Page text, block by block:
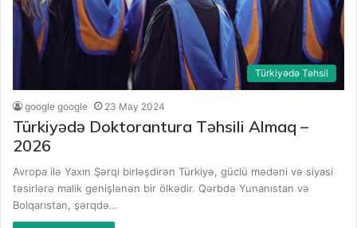
Türkiyədə Təhsil
google google 23 May 2024
Türkiyədə Doktorantura Təhsili Almaq –
2026
Avropa ilə Yaxın Şərqi birləşdirən Türkiyə, güclü mədəni və siyasi
təsirlərə malik genişlənən bir ölkədir. Qərbdə Yunanıstan və
Bolqarıstan, şərqdə…